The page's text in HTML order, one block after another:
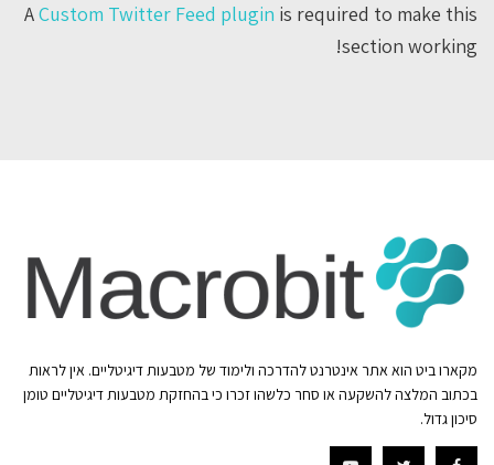
ACustom Twitter Feed plugin is required to make this
section working!
מקארו ביט הוא אתר אינטרנט להדרכה ולימוד של מטבעות דיגיטליים. אין לראות
בכתוב המלצה להשקעה או סחר כלשהו זכרו כי בהחזקת מטבעות דיגיטליים טומן
סיכון גדול.